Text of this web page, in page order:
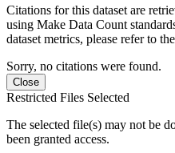
Citations for this dataset are
using Make Data Count
dataset metrics, please refer to the
Sorry, no citations were found.
Close
Restricted Files Selected
The selected file(s) may not be
been granted access.